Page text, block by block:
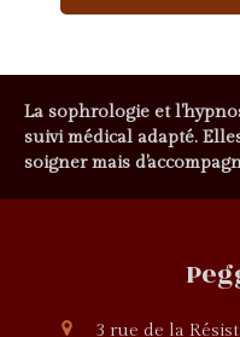
La sophrologie et
suivi médical adapté.
soigner mais
3 rue de la